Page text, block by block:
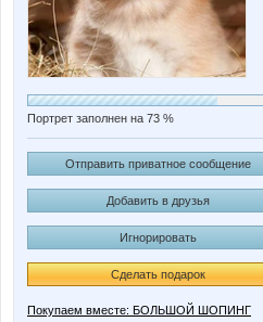
Портрет заполнен на 73 %
Отправить приватное сообщение
Добавить в друзья
Игнорировать
Сделать подарок
Покупаем вместе: БОЛЬШОЙ ШОПИНГ